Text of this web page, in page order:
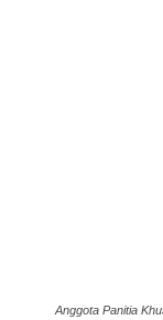
Anggota Panitia